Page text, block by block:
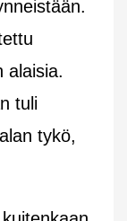
alaisia.
tuli
tykö,